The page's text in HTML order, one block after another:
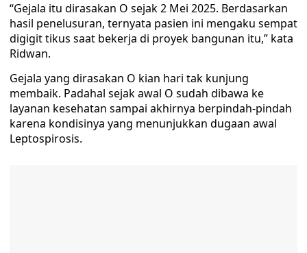
“Gejala itu dirasakan O sejak 2 Mei 2025. Berdasarkan
hasil penelusuran, ternyata pasien ini mengaku sempat
digigit tikus saat bekerja di proyek bangunan itu,” kata
Ridwan.
Gejala yang dirasakan O kian hari tak kunjung
membaik. Padahal sejak awal O sudah dibawa ke
layanan kesehatan sampai akhirnya berpindah-pindah
karena kondisinya yang menunjukkan dugaan awal
Leptospirosis.